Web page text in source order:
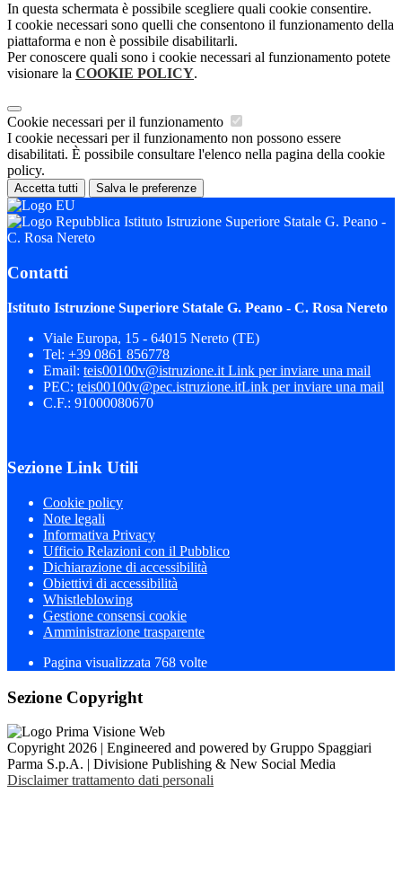
In questa schermata è possibile scegliere quali cookie consentire.
I cookie necessari sono quelli che consentono il funzionamento della
piattaforma e non è possibile disabilitarli.
Per conoscere quali sono i cookie necessari al funzionamento potete
visionare la COOKIE POLICY.
Cookie necessari per il funzionamento
I cookie necessari per il funzionamento non possono essere
disabilitati. È possibile consultare l'elenco nella pagina della cookie
policy.
Accetta tutti Salva le preferenze
Istituto Istruzione Superiore Statale G. Peano -
C. Rosa Nereto
Contatti
Istituto Istruzione Superiore Statale G. Peano - C. Rosa Nereto
Viale Europa, 15 - 64015 Nereto (TE)
Tel: +39 0861 856778
Email: teis00100v@istruzione.it Link per inviare una mail
PEC: teis00100v@pec.istruzione.itLink per inviare una mail
C.F.: 91000080670
Sezione Link Utili
Cookie policy
Note legali
Informativa Privacy
Ufficio Relazioni con il Pubblico
Dichiarazione di accessibilità
Obiettivi di accessibilità
Whistleblowing
Gestione consensi cookie
Amministrazione trasparente
Pagina visualizzata 768 volte
Sezione Copyright
Copyright 2026 | Engineered and powered by Gruppo Spaggiari
Parma S.p.A. | Divisione Publishing & New Social Media
Disclaimer trattamento dati personali